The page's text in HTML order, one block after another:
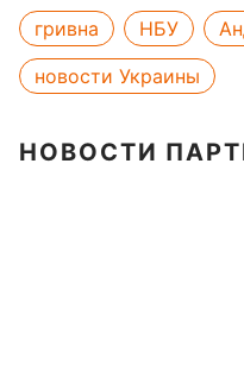
гривна НБУ
новости Украины
НОВОСТИ